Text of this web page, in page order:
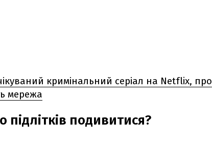
кримінальний серіал на Netflix, про
мережа
підлітків подивитися?